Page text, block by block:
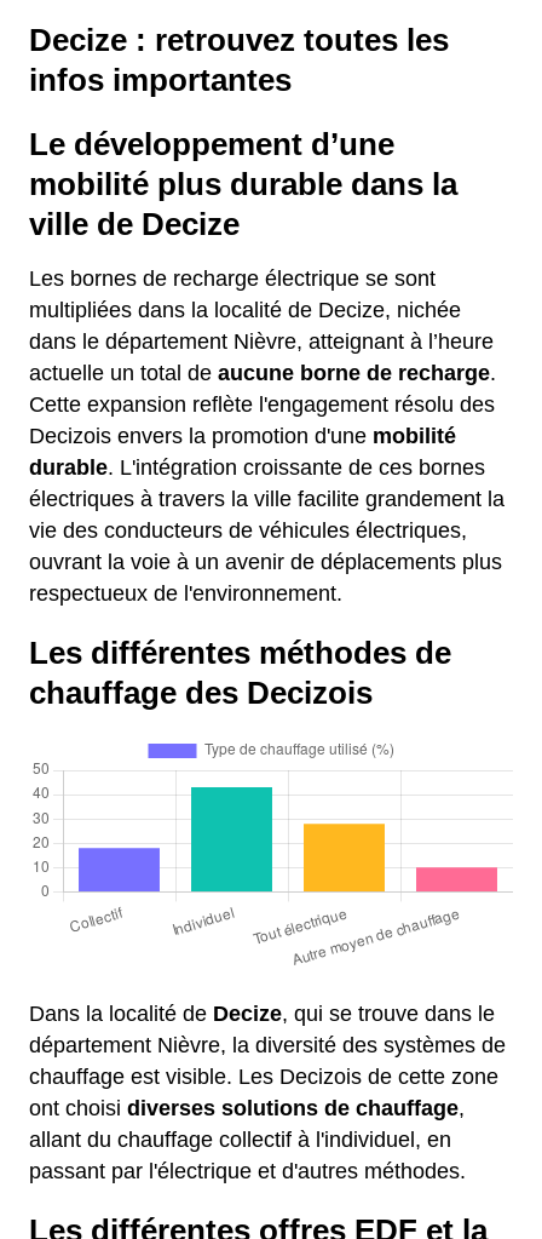
Decize : retrouvez toutes les
infos importantes
Le développement d’une
mobilité plus durable dans la
ville de Decize
Les bornes de recharge électrique se sont
multipliées dans la localité de Decize, nichée
dans le département Nièvre, atteignant à l’heure
actuelle un total de aucune borne de recharge.
Cette expansion reflète l'engagement résolu des
Decizois envers la promotion d'une mobilité
durable. L'intégration croissante de ces bornes
électriques à travers la ville facilite grandement la
vie des conducteurs de véhicules électriques,
ouvrant la voie à un avenir de déplacements plus
respectueux de l'environnement.
Les différentes méthodes de
chauffage des Decizois
Dans la localité de Decize, qui se trouve dans le
département Nièvre, la diversité des systèmes de
chauffage est visible. Les Decizois de cette zone
ont choisi diverses solutions de chauffage,
allant du chauffage collectif à l'individuel, en
passant par l'électrique et d'autres méthodes.
Les différentes offres EDF et la